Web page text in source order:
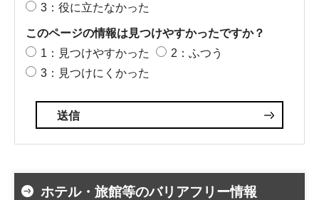
3：役に立たなかった
このページの情報は見つけやすかったですか？
1：見つけやすかった
2：ふつう
3：見つけにくかった
ホテル・旅館等のバリアフリー情報